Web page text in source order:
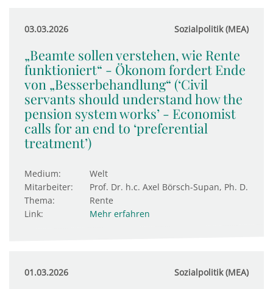
03.03.2026 Sozialpolitik (MEA)
„Beamte sollen verstehen, wie Rente
funktioniert“ - Ökonom fordert Ende
von „Besserbehandlung“ (‘Civil
servants should understand how the
pension system works’ - Economist
calls for an end to ‘preferential
treatment’)
Medium:
Welt
Mitarbeiter:
Prof. Dr. h.c. Axel Börsch-Supan, Ph. D.
Thema:
Rente
Link:
Mehr erfahren
01.03.2026 Sozialpolitik (MEA)